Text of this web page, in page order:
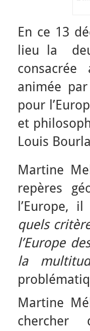
En ce 13
lieu la
animée
pour
et
Louis
Martine
repères
l’Europe,
quels
l’Europe
la
Martine
chercher